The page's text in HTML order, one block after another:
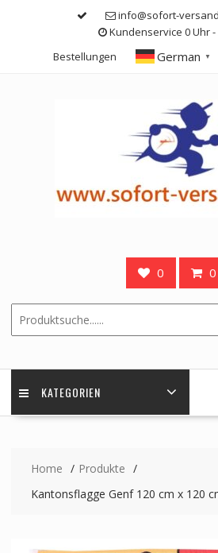
info@sofort-
Kundenservice 0 Uhr -
Bestellungen
German ▼
0 0
KATEGORIEN
Home
Produkte
Kantonsflagge Genf 120 cm x 120